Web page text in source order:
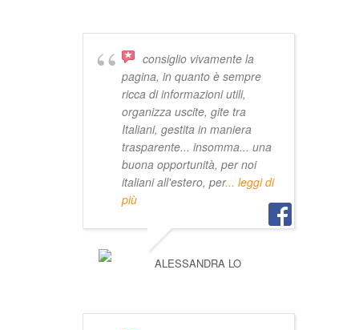
consiglio vivamente la
pagina, in quanto è sempre
ricca di informazioni utili,
organizza uscite, gite tra
Italiani, gestita in maniera
trasparente... insomma... una
buona opportunità, per noi
italiani all'estero, per... leggi di
più
ALESSANDRA LO